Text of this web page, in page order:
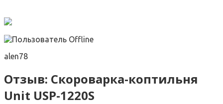
alen78
Отзыв: Скороварка-коптильня
Unit USP-1220S